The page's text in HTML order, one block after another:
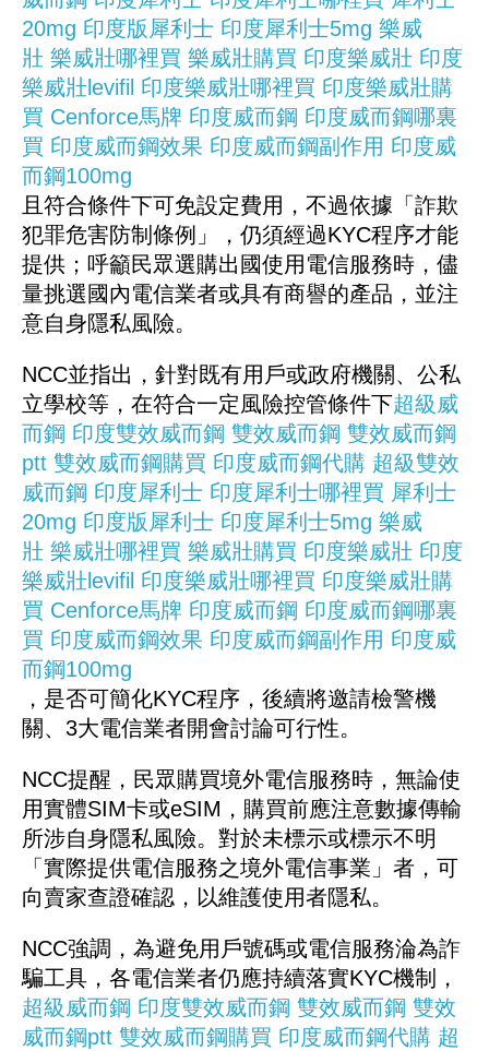
20mg 印度版犀利士 印度犀利士5mg 樂威
壯 樂威壯哪裡買 樂威壯購買 印度樂威壯 印度
樂威壯levifil 印度樂威壯哪裡買 印度樂威壯購
買 Cenforce馬牌 印度威而鋼 印度威而鋼哪裏
買 印度威而鋼效果 印度威而鋼副作用 印度威
而鋼100mg
且符合條件下可免設定費用，不過依據「詐欺
犯罪危害防制條例」，仍須經過KYC程序才能
提供；呼籲民眾選購出國使用電信服務時，儘
量挑選國內電信業者或具有商譽的產品，並注
意自身隱私風險。
NCC並指出，針對既有用戶或政府機關、公私
立學校等，在符合一定風險控管條件下超級威
而鋼 印度雙效威而鋼 雙效威而鋼 雙效威而鋼
ptt 雙效威而鋼購買 印度威而鋼代購 超級雙效
威而鋼 印度犀利士 印度犀利士哪裡買 犀利士
20mg 印度版犀利士 印度犀利士5mg 樂威
壯 樂威壯哪裡買 樂威壯購買 印度樂威壯 印度
樂威壯levifil 印度樂威壯哪裡買 印度樂威壯購
買 Cenforce馬牌 印度威而鋼 印度威而鋼哪裏
買 印度威而鋼效果 印度威而鋼副作用 印度威
而鋼100mg
，是否可簡化KYC程序，後續將邀請檢警機
關、3大電信業者開會討論可行性。
NCC提醒，民眾購買境外電信服務時，無論使
用實體SIM卡或eSIM，購買前應注意數據傳輸
所涉自身隱私風險。對於未標示或標示不明
「實際提供電信服務之境外電信事業」者，可
向賣家查證確認，以維護使用者隱私。
NCC強調，為避免用戶號碼或電信服務淪為詐
騙工具，各電信業者仍應持續落實KYC機制，
超級威而鋼 印度雙效威而鋼 雙效威而鋼 雙效
威而鋼ptt 雙效威而鋼購買 印度威而鋼代購 超